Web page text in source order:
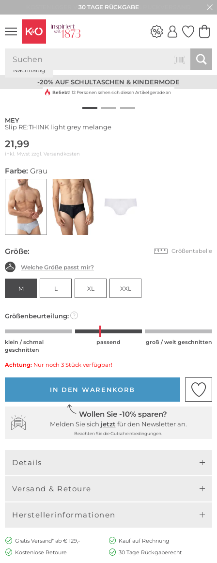
30 TAGE RÜCKGABE
NEW IN
-20% AUF SCHULTASCHEN & KINDERMODE
Nachhaltig
Beliebt! 12 Personen sehen sich diesen Artikel gerade an
MEY
Slip RE:THINK light grey melange
21,99
inkl. Mwst zzgl. Versandkosten
Farbe: Grau
Größe: Größentabelle
Welche Größe passt mir?
M L XL XXL
Größenbeurteilung: ?
klein / schmal
geschnitten
passend groß / weit geschnitten
Achtung: Nur noch 3 Stück verfügbar!
IN DEN WARENKORB
Wollen Sie -10% sparen?
Melden Sie sich jetzt für den Newsletter an.
Beachten Sie die Gutscheinbedingungen.
Details
Versand & Retoure
Herstellerinformationen
Gratis Versand* ab € 129,-
Kauf auf Rechnung
Kostenlose Retoure
30 Tage Rückgaberecht